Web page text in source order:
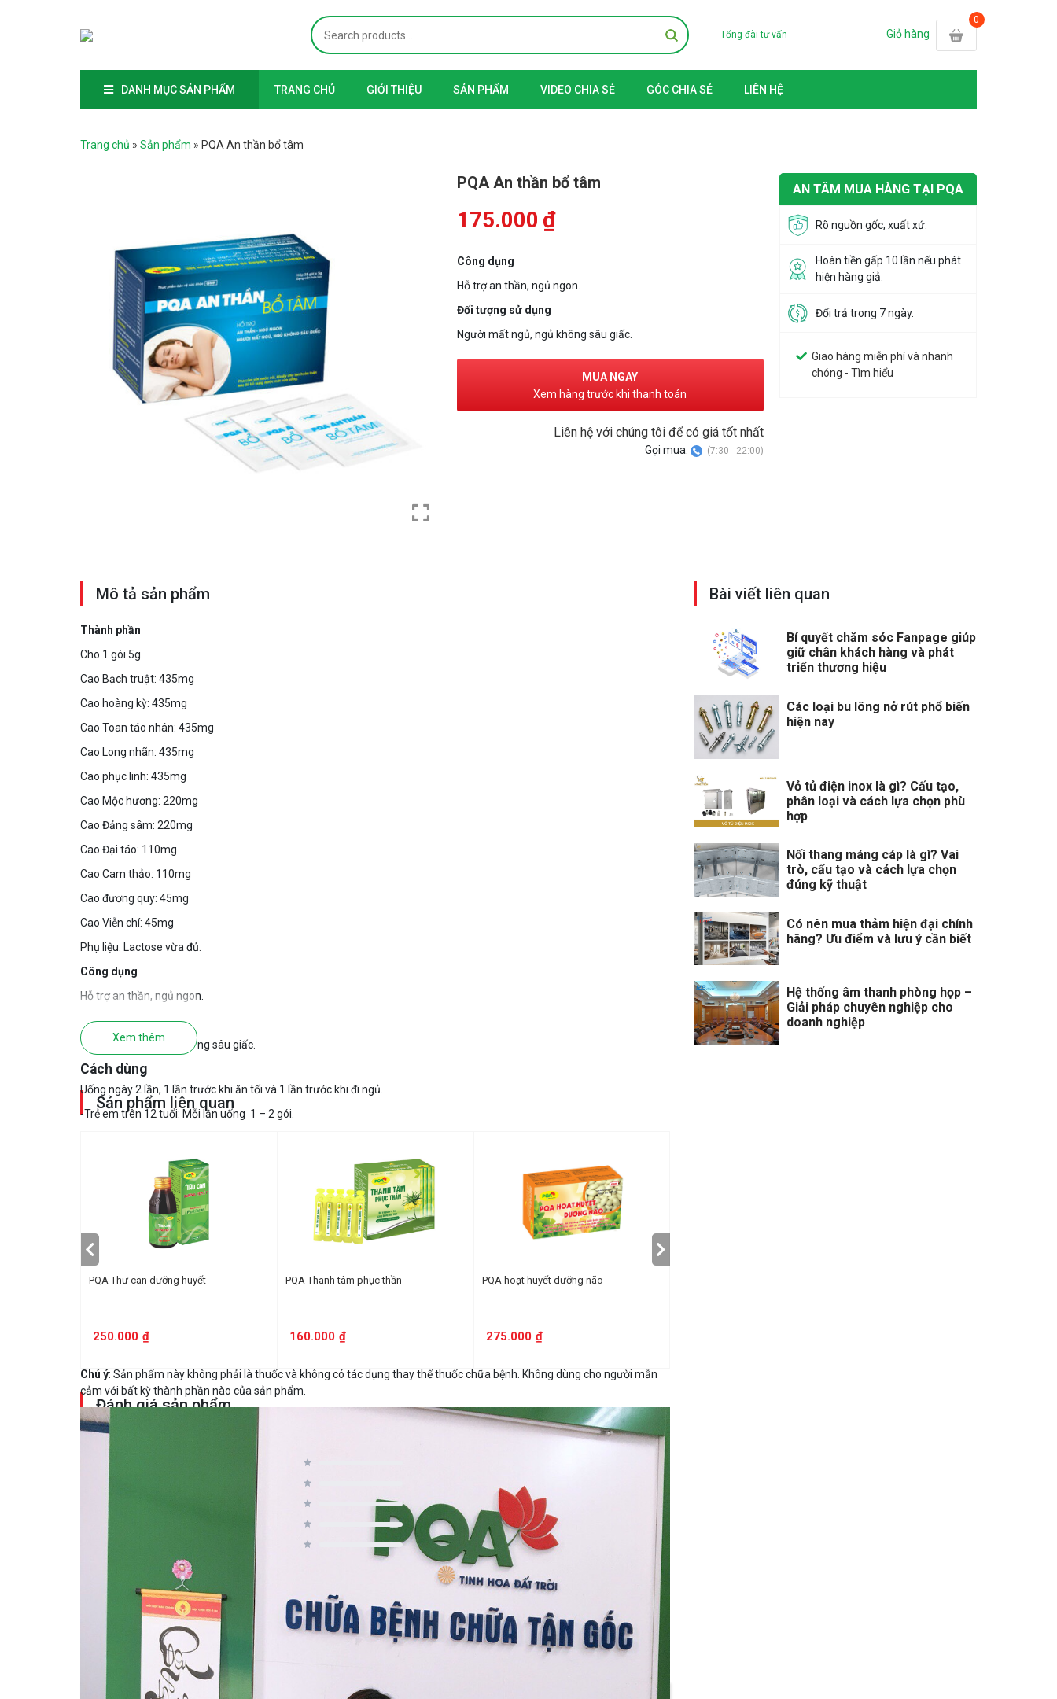
Tổng đài tư vấn Giỏ hàng
DANH MỤC SẢN PHẨM TRANG CHỦ GIỚI THIỆU SẢN PHẨM VIDEO CHIA SẺ GÓC CHIA SẺ LIÊN HỆ
Trang chủ » Sản phẩm » PQA An thần bổ tâm
PQA An thần bổ tâm
175.000 ₫
Công dụng
Hỗ trợ an thần, ngủ ngon.
Đối tượng sử dụng
Người mất ngủ, ngủ không sâu giấc.
MUA NGAY
Xem hàng trước khi thanh toán
Liên hệ với chúng tôi để có giá tốt nhất
Gọi mua: (7:30 - 22:00)
AN TÂM MUA HÀNG TẠI PQA
Rõ nguồn gốc, xuất xứ.
Hoàn tiền gấp 10 lần nếu phát
hiện hàng giả.
Đổi trả trong 7 ngày.
Giao hàng miễn phí và nhanh
chóng - Tìm hiểu
Mô tả sản phẩm
Thành phần
Cho 1 gói 5g
Cao Bạch truật: 435mg
Cao hoàng kỳ: 435mg
Cao Toan táo nhân: 435mg
Cao Long nhãn: 435mg
Cao phục linh: 435mg
Cao Mộc hương: 220mg
Cao Đảng sâm: 220mg
Cao Đại táo: 110mg
Cao Cam thảo: 110mg
Cao đương quy: 45mg
Cao Viễn chí: 45mg
Phụ liệu: Lactose vừa đủ.
Công dụng
Hỗ trợ an thần, ngủ ngon.
Đối tượng sử dụng
Người mất ngủ, ngủ không sâu giấc.
Cách dùng
Uống ngày 2 lần, 1 lần trước khi ăn tối và 1 lần trước khi đi ngủ.
-Trẻ em trên 12 tuổi: Mỗi lần uống 1 – 2 gói.
Mỗi đợt dùng 3 tháng. Nếu uống chưa đủ 3 tháng mà đã ngủ ngon thì vẫn nên uống đủ 3 tháng để không bị mất ngủ trở
Nếu bị mất ngủ nhiều năm nên dùng 2 – 3 đợt.
Pha cốm với nước sôi, khuấy cho tan hoàn toàn sau đó bổ sung nước mát vừa uống.
Sản phẩm không có Saccarose( đường trắng) Có thể dùng cho người bị tiểu đường.
Lưu ý : Không dùng cho phụ nữ có thai.
Chú ý: Sản phẩm này không phải là thuốc và không có tác dụng thay thế thuốc chữa bệnh. Không dùng cho người mẫn
cảm với bất kỳ thành phần nào của sản phẩm.
Xem thêm
Sản phẩm liên quan
PQA Thư can dưỡng huyết
250.000 ₫
PQA Thanh tâm phục thần
160.000 ₫
PQA hoạt huyết dưỡng não
275.000 ₫
Đánh giá sản phẩm
0 đánh giá
0 đánh giá
0 đánh giá
Viết bình luận
Reviews
There are no reviews yet.
Bài viết liên quan
Bí quyết chăm sóc Fanpage giúp
giữ chân khách hàng và phát
triển thương hiệu
Các loại bu lông nở rút phổ biến
hiện nay
Vỏ tủ điện inox là gì? Cấu tạo,
phân loại và cách lựa chọn phù
hợp
Nối thang máng cáp là gì? Vai
trò, cấu tạo và cách lựa chọn
đúng kỹ thuật
Có nên mua thảm hiện đại chính
hãng? Ưu điểm và lưu ý cần biết
Hệ thống âm thanh phòng họp –
Giải pháp chuyên nghiệp cho
doanh nghiệp